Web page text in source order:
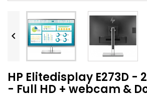

HP Elitedisplay E273D -
- Full HD + webcam &